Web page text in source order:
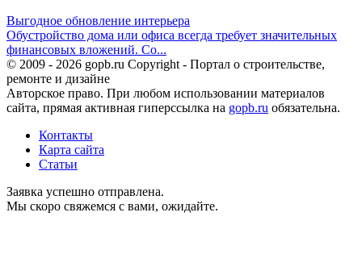
Выгодное обновление интерьера
Обустройство дома или офиса всегда требует значительных
финансовых вложений. Со...
© 2009 - 2026 gopb.ru Copyright - Портал о строительстве,
ремонте и дизайне
Авторское право. При любом использовании материалов
сайта, прямая активная гиперссылка на gopb.ru обязательна.
Контакты
Карта сайта
Статьи
Заявка успешно отправлена.
Мы скоро свяжемся с вами, ожидайте.